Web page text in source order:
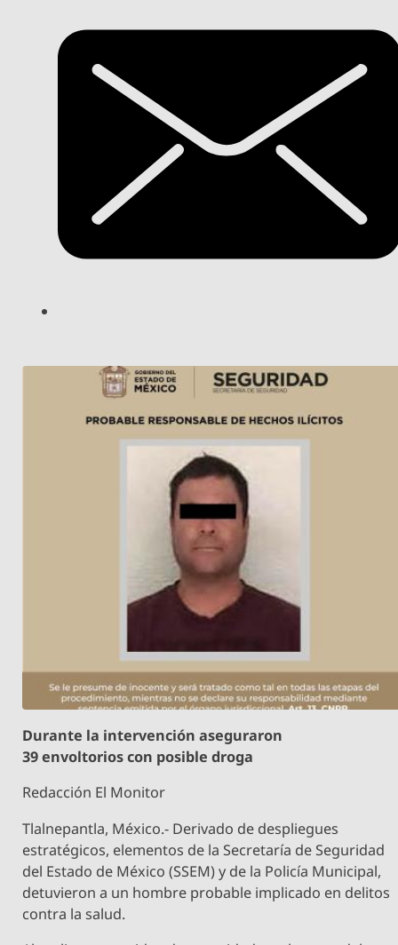
Durante la intervención aseguraron
39 envoltorios con posible droga
Redacción El Monitor
Tlalnepantla, México.- Derivado de despliegues
estratégicos, elementos de la Secretaría de Seguridad
del Estado de México (SSEM) y de la Policía Municipal,
detuvieron a un hombre probable implicado en delitos
contra la salud.